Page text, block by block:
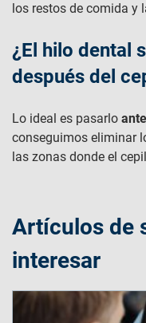
los restos de comida y
¿El hilo dental
después del
Lo ideal es pasarlo
conseguimos eliminar
las zonas donde el
Artículos de
interesar